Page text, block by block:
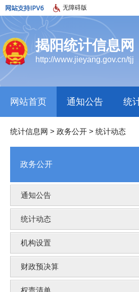
无障碍版
揭阳统计信息网
http://www.jieyang.gov.cn/tjj
网站首页 通知公告 统
统计信息网 > 政务公开 > 统计动态
政务公开
通知公告
统计动态
机构设置
财政预决算
权责清单